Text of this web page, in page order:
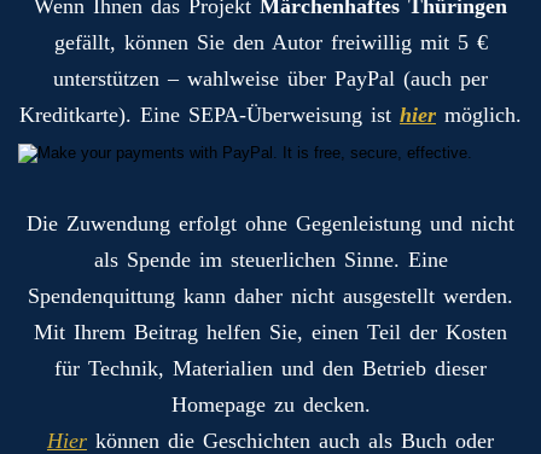
Wenn Ihnen das Projekt Märchenhaftes Thüringen
gefällt, können Sie den Autor freiwillig mit 5 €
unterstützen – wahlweise über PayPal (auch per
Kreditkarte). Eine SEPA-Überweisung ist hier möglich.
Die Zuwendung erfolgt ohne Gegenleistung und nicht
als Spende im steuerlichen Sinne. Eine
Spendenquittung kann daher nicht ausgestellt werden.
Mit Ihrem Beitrag helfen Sie, einen Teil der Kosten
für Technik, Materialien und den Betrieb dieser
Homepage zu decken.
Hier können die Geschichten auch als Buch oder